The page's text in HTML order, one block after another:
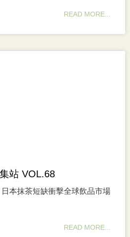
READ MORE...
站 VOL.68
本抹茶短缺衝擊全球飲品市場
READ MORE...